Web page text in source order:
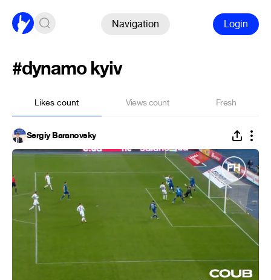
Navigation Login
#dynamo kyiv
Likes count Views count Fresh
Sergiy Baranovsky